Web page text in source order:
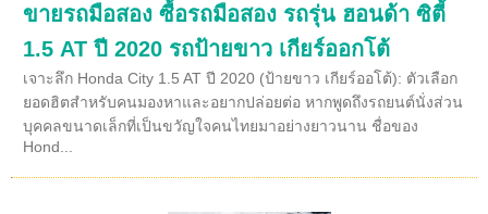
ขายรถมือสอง ซื้อรถมือสอง รถรุ่น ฮอนด้า ซิตี้
1.5 AT ปี 2020 รถป้ายขาว เกียร์ออกโต้
เจาะลึก Honda City 1.5 AT ปี 2020 (ป้ายขาว เกียร์ออโต้): ตัวเลือก
ยอดฮิตสำหรับคนมองหาและอยากปล่อยต่อ หากพูดถึงรถยนต์นั่งส่วน
บุคคลขนาดเล็กที่เป็นขวัญใจคนไทยมาอย่างยาวนาน ชื่อของ
Hond...